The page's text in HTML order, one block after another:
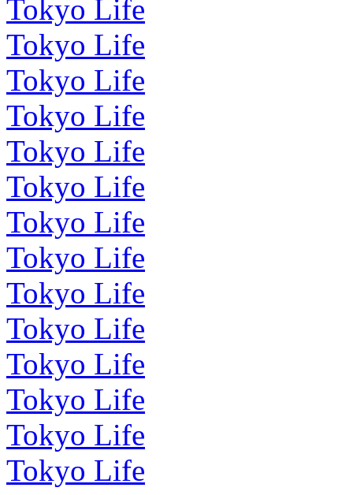
Tokyo Life
Tokyo Life
Tokyo Life
Tokyo Life
Tokyo Life
Tokyo Life
Tokyo Life
Tokyo Life
Tokyo Life
Tokyo Life
Tokyo Life
Tokyo Life
Tokyo Life
Tokyo Life